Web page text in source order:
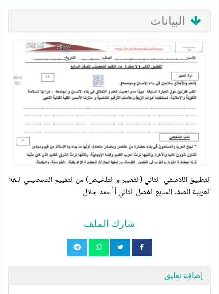
البيانات
التطبيق اللاصفي الثاني (التعبير و التلخيص) من التقييم التحصيلي للغة
العربية الصف السابع الفصل الثاني أ أحمد جلال
شارك الملف
إضافة تعليق